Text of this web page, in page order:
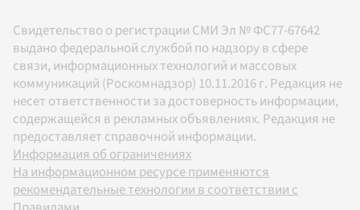
Свидетельство о регистрации СМИ Эл № ФС77-67642
выдано федеральной службой по надзору в сфере
связи, информационных технологий и массовых
коммуникаций (Роскомнадзор) 10.11.2016 г. Редакция не
несет ответственности за достоверность информации,
содержащейся в рекламных объявлениях. Редакция не
предоставляет справочной информации.
Информация об ограничениях
На информационном ресурсе применяются
рекомендательные технологии в соответствии с